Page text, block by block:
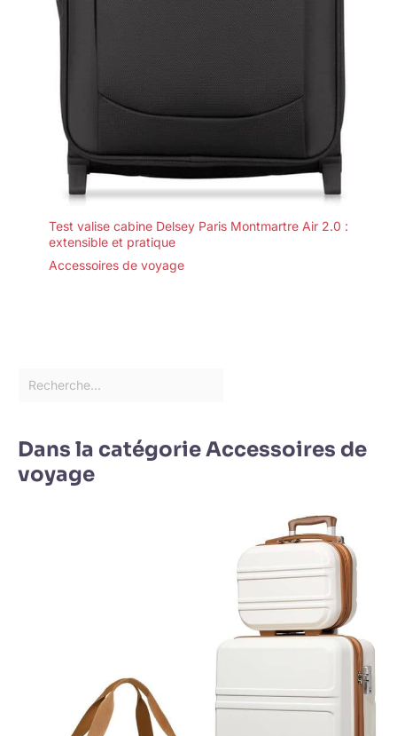
Test valise cabine Delsey Paris Montmartre Air 2.0 :
extensible et pratique
Accessoires de voyage
Dans la catégorie Accessoires de
voyage